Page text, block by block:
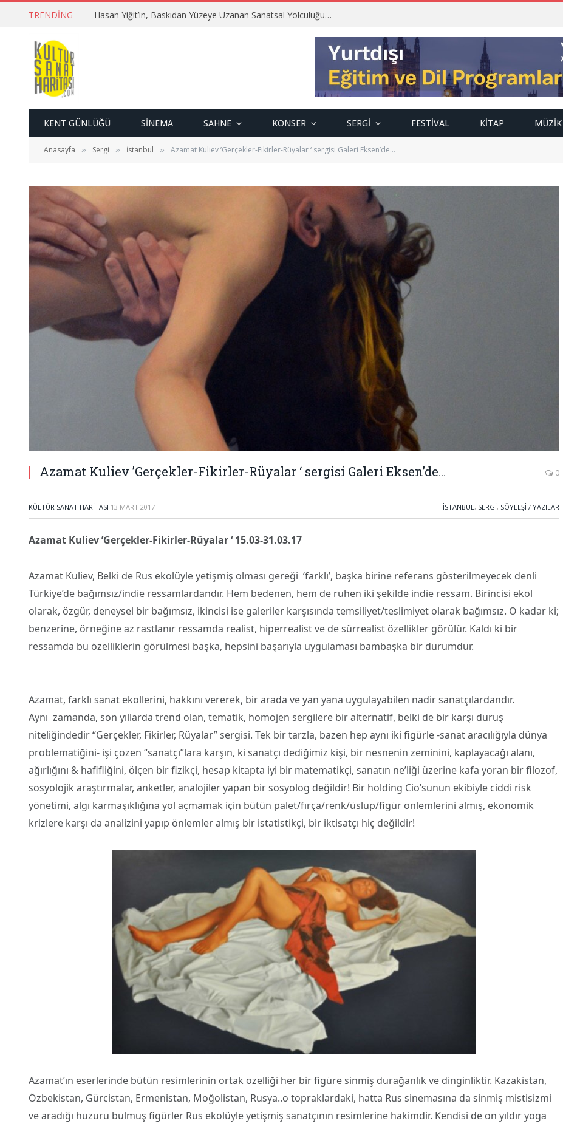
TRENDING Hasan Yiğit’in, Baskıdan Yüzeye Uzanan Sanatsal Yolculuğu…
KENT GÜNLÜĞÜ SINEMA SAHNE KONSER SERGI FESTIVAL KITAP MÜZIK
Anasayfa » Sergi » İstanbul » Azamat Kuliev ’Gerçekler-Fikirler-Rüyalar ‘ sergisi Galeri Eksen’de…
Azamat Kuliev ’Gerçekler-Fikirler-Rüyalar ‘ sergisi Galeri Eksen’de… 0
KÜLTÜR SANAT HARITASI 13 MART 2017 İSTANBUL, SERGI, SÖYLEŞI / YAZILAR
Azamat Kuliev ’Gerçekler-Fikirler-Rüyalar ‘ 15.03-31.03.17
Azamat Kuliev, Belki de Rus ekolüyle yetişmiş olması gereği ‘farklı’, başka birine referans gösterilmeyecek denli
Türkiye’de bağımsız/indie ressamlardandır. Hem bedenen, hem de ruhen iki şekilde indie ressam. Birincisi ekol
olarak, özgür, deneysel bir bağımsız, ikincisi ise galeriler karşısında temsiliyet/teslimiyet olarak bağımsız. O kadar ki;
benzerine, örneğine az rastlanır ressamda realist, hiperrealist ve de sürrealist özellikler görülür. Kaldı ki bir
ressamda bu özelliklerin görülmesi başka, hepsini başarıyla uygulaması bambaşka bir durumdur.
Azamat, farklı sanat ekollerini, hakkını vererek, bir arada ve yan yana uygulayabilen nadir sanatçılardandır.
Aynı zamanda, son yıllarda trend olan, tematik, homojen sergilere bir alternatif, belki de bir karşı duruş
niteliğindedir “Gerçekler, Fikirler, Rüyalar” sergisi. Tek bir tarzla, bazen hep aynı iki figürle -sanat aracılığıyla dünya
problematiğini- işi çözen “sanatçı”lara karşın, ki sanatçı dediğimiz kişi, bir nesnenin zeminini, kaplayacağı alanı,
ağırlığını & hafifliğini, ölçen bir fizikçi, hesap kitapta iyi bir matematikçi, sanatın ne’liği üzerine kafa yoran bir filozof,
sosyolojik araştırmalar, anketler, analojiler yapan bir sosyolog değildir! Bir holding Cio’sunun ekibiyle ciddi risk
yönetimi, algı karmaşıklığına yol açmamak için bütün palet/fırça/renk/üslup/figür önlemlerini almış, ekonomik
krizlere karşı da analizini yapıp önlemler almış bir istatistikçi, bir iktisatçı hiç değildir!
Azamat’ın eserlerinde bütün resimlerinin ortak özelliği her bir figüre sinmiş durağanlık ve dinginliktir. Kazakistan,
Özbekistan, Gürcistan, Ermenistan, Moğolistan, Rusya..o topraklardaki, hatta Rus sinemasına da sinmiş mistisizmi
ve aradığı huzuru bulmuş figürler Rus ekolüyle yetişmiş sanatçının resimlerine hakimdir. Kendisi de on yıldır yoga